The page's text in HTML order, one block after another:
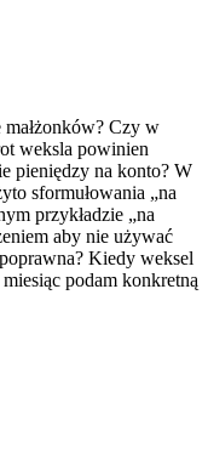
Czy w
weksla powinien
pieniędzy na konto? W
sformułowania „na
przykładzie „na
aby nie używać
Kiedy weksel
podam konkretną